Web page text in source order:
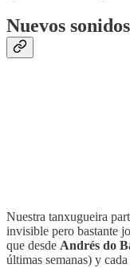
Nuevos
Nuestra tanxugueira
invisible pero bastante
que desde Andrés do
últimas semanas) y